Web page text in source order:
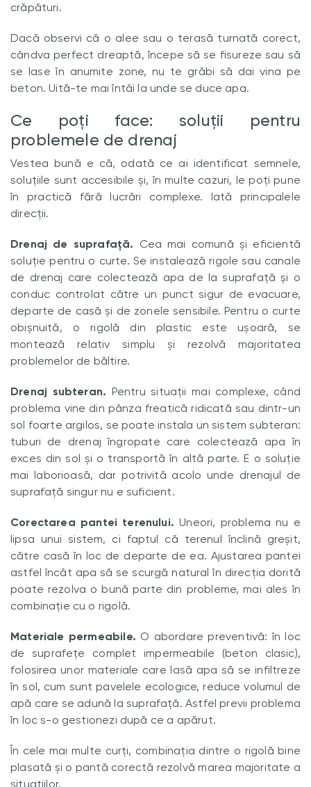
crăpături.
Dacă observi că o alee sau o terasă turnată corect,
cândva perfect dreaptă, începe să se fisureze sau să
se lase în anumite zone, nu te grăbi să dai vina pe
beton. Uită-te mai întâi la unde se duce apa.
Ce poți face: soluții pentru
problemele de drenaj
Vestea bună e că, odată ce ai identificat semnele,
soluțiile sunt accesibile și, în multe cazuri, le poți pune
în practică fără lucrări complexe. Iată principalele
direcții.
Drenaj de suprafață. Cea mai comună și eficientă
soluție pentru o curte. Se instalează rigole sau canale
de drenaj care colectează apa de la suprafață și o
conduc controlat către un punct sigur de evacuare,
departe de casă și de zonele sensibile. Pentru o curte
obișnuită, o rigolă din plastic este ușoară, se
montează relativ simplu și rezolvă majoritatea
problemelor de băltire.
Drenaj subteran. Pentru situații mai complexe, când
problema vine din pânza freatică ridicată sau dintr-un
sol foarte argilos, se poate instala un sistem subteran:
tuburi de drenaj îngropate care colectează apa în
exces din sol și o transportă în altă parte. E o soluție
mai laborioasă, dar potrivită acolo unde drenajul de
suprafață singur nu e suficient.
Corectarea pantei terenului. Uneori, problema nu e
lipsa unui sistem, ci faptul că terenul înclină greșit,
către casă în loc de departe de ea. Ajustarea pantei
astfel încât apa să se scurgă natural în direcția dorită
poate rezolva o bună parte din probleme, mai ales în
combinație cu o rigolă.
Materiale permeabile. O abordare preventivă: în loc
de suprafețe complet impermeabile (beton clasic),
folosirea unor materiale care lasă apa să se infiltreze
în sol, cum sunt pavelele ecologice, reduce volumul de
apă care se adună la suprafață. Astfel previi problema
în loc s-o gestionezi după ce a apărut.
În cele mai multe curți, combinația dintre o rigolă bine
plasată și o pantă corectă rezolvă marea majoritate a
situațiilor.